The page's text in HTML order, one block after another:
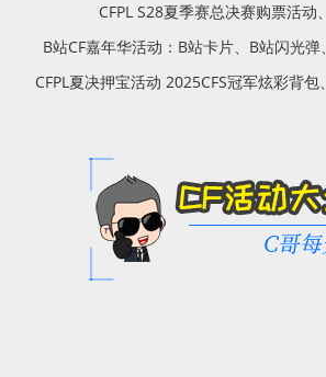
CFPL S28夏季赛总决赛购票活动
B站CF嘉年华活动：B站卡片、B站闪光
CFPL夏决押宝活动 2025CFS冠军炫彩背